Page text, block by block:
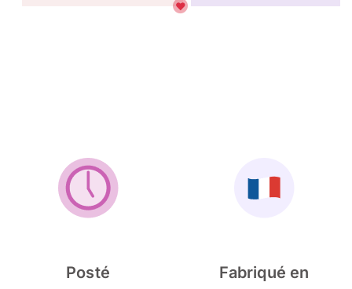
Posté
Fabriqué en